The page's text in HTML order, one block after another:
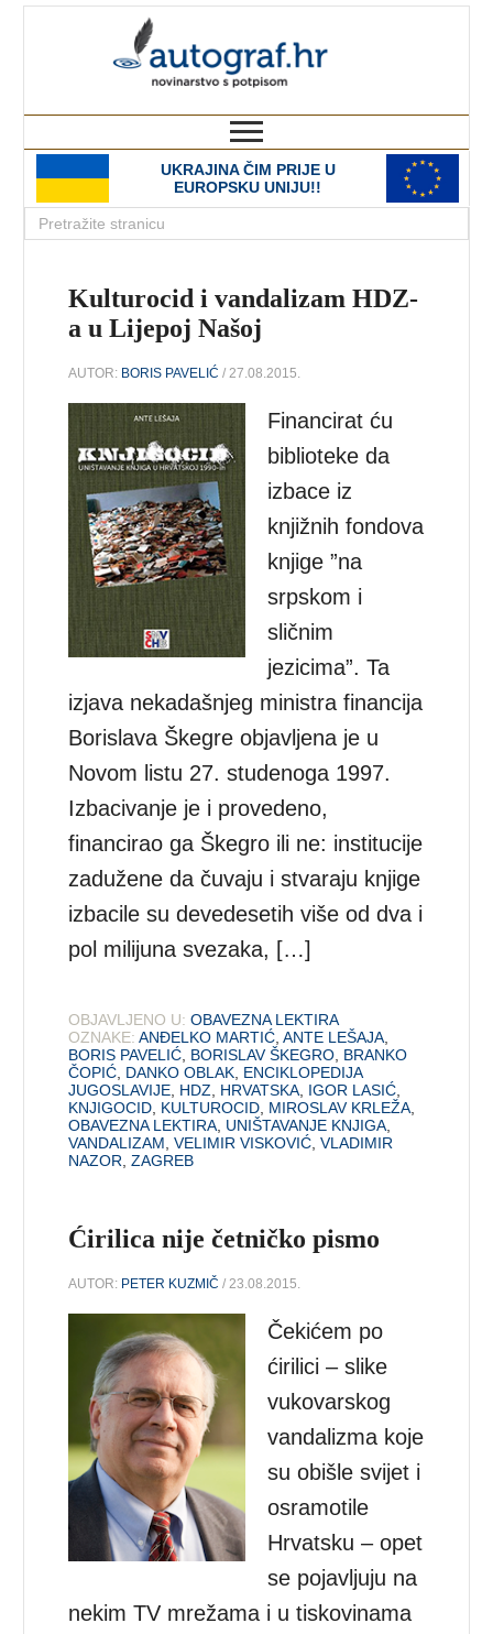
UKRAJINA ČIM PRIJE U
EUROPSKU UNIJU!!
Kulturocid i vandalizam HDZ-
a u Lijepoj Našoj
AUTOR: BORIS PAVELIĆ / 27.08.2015.
Financirat ću
biblioteke da
izbace iz
knjižnih fondova
knjige ”na
srpskom i
sličnim
jezicima”. Ta
izjava nekadašnjeg ministra financija
Borislava Škegre objavljena je u
Novom listu 27. studenoga 1997.
Izbacivanje je i provedeno,
financirao ga Škegro ili ne: institucije
zadužene da čuvaju i stvaraju knjige
izbacile su devedesetih više od dva i
pol milijuna svezaka, […]
OBJAVLJENO U: OBAVEZNA LEKTIRA
OZNAKE: ANĐELKO MARTIĆ ,ANTE LEŠAJA
BORIS PAVELIĆ BORISLAV ŠKEGRO BRANKO
ČOPIĆ DANKO OBLAK ENCIKLOPEDIJA
JUGOSLAVIJE HDZ HRVATSKA IGOR LASIĆ
KNJIGOCID KULTUROCID MIROSLAV KRLEŽA
OBAVEZNA LEKTIRA UNIŠTAVANJE KNJIGA
VANDALIZAM ,VELIMIR VISKOVIĆ ,VLADIMIR
NAZOR ,ZAGREB
Ćirilica nije četničko pismo
AUTOR: PETER KUZMIČ / 23.08.2015.
Čekićem po
ćirilici – slike
vukovarskog
vandalizma koje
su obišle svijet i
osramotile
Hrvatsku – opet
se pojavljuju na
nekim TV mrežama i u tiskovinama